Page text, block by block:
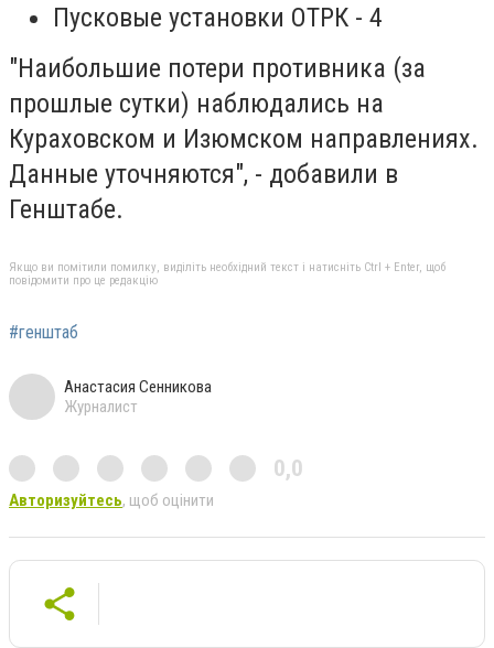
Пусковые установки ОТРК - 4
"Наибольшие потери противника (за
прошлые сутки) наблюдались на
Кураховском и Изюмском направлениях.
Данные уточняются", - добавили в
Генштабе.
Якщо ви помітили помилку, виділіть необхідний текст і натисніть Ctrl + Enter, щоб
повідомити про це редакцію
#генштаб
Анастасия Сенникова
Журналист
0,0
Авторизуйтесь, щоб оцінити